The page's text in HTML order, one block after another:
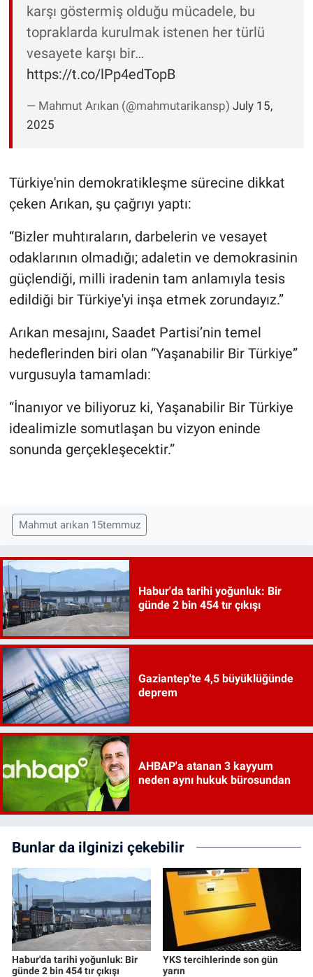
karşı göstermiş olduğu mücadele, bu
topraklarda kurulmak istenen her türlü
vesayete karşı bir…
https://t.co/lPp4edTopB
— Mahmut Arıkan (@mahmutarikansp) July 15,
2025
Türkiye'nin demokratikleşme sürecine dikkat
çeken Arıkan, şu çağrıyı yaptı:
“Bizler muhtıraların, darbelerin ve vesayet
odaklarının olmadığı; adaletin ve demokrasinin
güçlendiği, milli iradenin tam anlamıyla tesis
edildiği bir Türkiye'yi inşa etmek zorundayız.”
Arıkan mesajını, Saadet Partisi’nin temel
hedeflerinden biri olan “Yaşanabilir Bir Türkiye”
vurgusuyla tamamladı:
“İnanıyor ve biliyoruz ki, Yaşanabilir Bir Türkiye
idealimizle somutlaşan bu vizyon eninde
sonunda gerçekleşecektir.”
Mahmut arıkan 15temmuz
Habur'da tarihi yoğunluk: Bir
günde 2 bin 454 tır çıkışı
Gaziantep'te 4,5 büyüklüğünde
deprem
AHBAP'a atanan 3 kayyum
neden aynı hukuk bürosundan
Bunlar da ilginizi çekebilir
Habur'da tarihi yoğunluk: Bir
günde 2 bin 454 tır çıkışı
YKS tercihlerinde son gün
yarın